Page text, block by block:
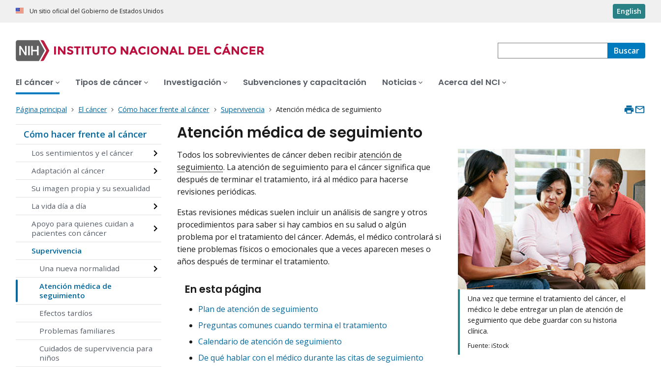
Un sitio oficial del Gobierno de Estados Unidos English
Buscar
El cáncer Tipos de cáncer Investigación Subvenciones y capacitación Noticias Acerca del NCI
Página principal El cáncer Cómo hacer frente al cáncer Supervivencia Atención médica de seguimiento
Cómo hacer frente al cáncer
Los sentimientos y el cáncer
Adaptación al cáncer
Su imagen propia y su sexualidad
La vida día a día
Apoyo para quienes cuidan a
pacientes con cáncer
Supervivencia
Una nueva normalidad
Atención médica de
seguimiento
Efectos tardíos
Problemas familiares
Cuidados de supervivencia para
niños
Atención médica de seguimiento
Una vez que termine el tratamiento del cáncer, el
médico le debe entregar un plan de atención de
seguimiento que debe guardar con su historia
clínica.
Fuente: iStock
Todos los sobrevivientes de cáncer deben recibiratención de
seguimiento. La atención de seguimiento para el cáncer significa que
después de terminar el tratamiento, irá al médico para hacerse
revisiones periódicas.
Estas revisiones médicas suelen incluir un análisis de sangre y otros
procedimientos para saber si hay cambios en su salud o algún
problema por el tratamiento del cáncer. Además, el médico controlará si
tiene problemas físicos o emocionales que a veces aparecen meses o
años después de terminar el tratamiento.
En esta página
Plan de atención de seguimiento
Preguntas comunes cuando termina el tratamiento
Calendario de atención de seguimiento
De qué hablar con el médico durante las citas de seguimiento